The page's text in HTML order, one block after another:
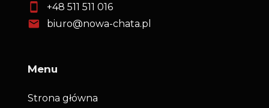
+48 511 511 016
biuro@nowa-chata.pl
Menu
Strona główna